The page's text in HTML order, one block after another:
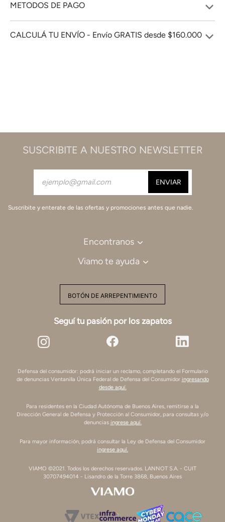
METODOS DE PAGO
CALCULÁ TU ENVÍO - Envío GRATIS desde $160.000
SUSCRIBITE A NUESTRO NEWSLETTER
Suscribite y enterate de las ofertas y promociones antes que nadie.
Encontranos
Viamo te ayuda
BOTÓN DE ARREPENTIMIENTO
Seguí tu pasión por los zapatos
Defensa del consumidor: podrá iniciar un reclamo, completando el Formulario
de denuncias Ventanilla Única Federal de Defensa del Consumidor ingresando
desde aquí.
Para residentes en la Ciudad Autónoma de Buenos Aires, remitirse a la
Dirección General de Defensa y Protección al Consumidor, para consultas y/o
denuncias ingrese aquí.
Para mayor información, podrá consultar la Ley de Defensa del Consumidor
ingrese aquí.
VIAMO ©2021. Todos los derechos reservados. LANNOT S.A. - CUIT
30707494014 - Lisandro de la Torre 3868, Buenos Aires